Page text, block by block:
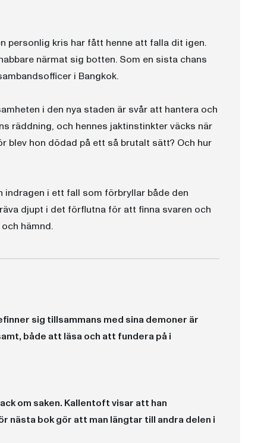
personlig kris har fått henne att falla dit igen.
närmat sig botten. Som en sista chans
i Bangkok.
i den nya staden är svår att hantera och
räddning, och hennes jaktinstinkter väcks när
blev hon dödad på ett så brutalt sätt? Och hur
i ett fall som förbryllar både den
djupt i det förflutna för att finna svaren och
hämnd.
sig tillsammans med sina demoner är
både att läsa och att fundera på i
om saken. Kallentoft visar att han
bok gör att man längtar till andra delen i